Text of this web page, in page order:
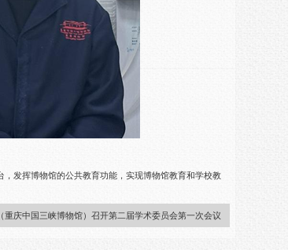
发挥博物馆的公共教育功能，实现博物馆教育和学校教
庆中国三峡博物馆）召开第二届学术委员会第一次会议